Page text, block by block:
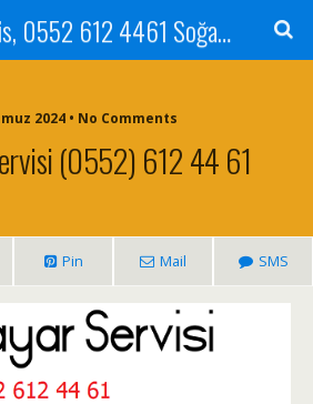
Teknik Servis, 0552 612 4461 Soğanlık Bilgisayar Teknik Servisi ve Tamiri
2024 • No Comments
(0552) 612 44 61
Pin Mail SMS